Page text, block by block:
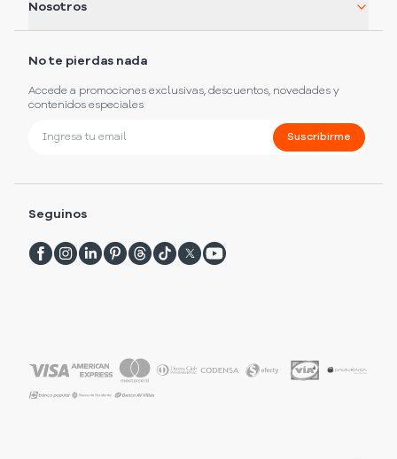
Nosotros
No te pierdas nada
Accede a promociones exclusivas, descuentos, novedades y
contenidos especiales
Suscribirme
Seguinos